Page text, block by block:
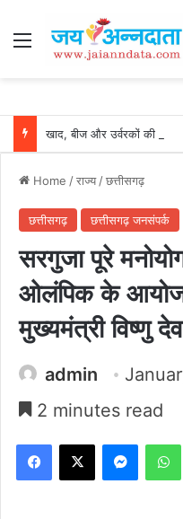
Menu
Home /राज्य/छत्तीसगढ़
छत्तीसगढ़ छत्तीसगढ़ जनसंपर्क
सरगुजा पूरे
ओलंपिक के
मुख्यमंत्री विष्णु
admin
2 minutes read
Facebook
X